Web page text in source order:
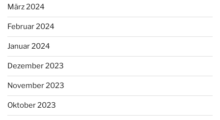
März 2024
Februar 2024
Januar 2024
Dezember 2023
November 2023
Oktober 2023